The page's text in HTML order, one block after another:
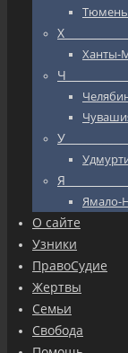
Тюмень
Ханты-
Ямало-
О сайте
Узники
ПравоСудие
Жертвы
Семьи
Свобода